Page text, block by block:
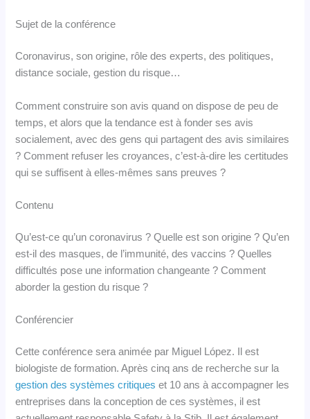
Sujet de la conférence
Coronavirus, son origine, rôle des experts, des politiques,
distance sociale, gestion du risque…
Comment construire son avis quand on dispose de peu de
temps, et alors que la tendance est à fonder ses avis
socialement, avec des gens qui partagent des avis similaires
? Comment refuser les croyances, c’est-à-dire les certitudes
qui se suffisent à elles-mêmes sans preuves ?
Contenu
Qu’est-ce qu’un coronavirus ? Quelle est son origine ? Qu’en
est-il des masques, de l’immunité, des vaccins ? Quelles
difficultés pose une information changeante ? Comment
aborder la gestion du risque ?
Conférencier
Cette conférence sera animée par Miguel López. Il est
biologiste de formation. Après cinq ans de recherche sur la
gestion des systèmes critiques et 10 ans à accompagner les
entreprises dans la conception de ces systèmes, il est